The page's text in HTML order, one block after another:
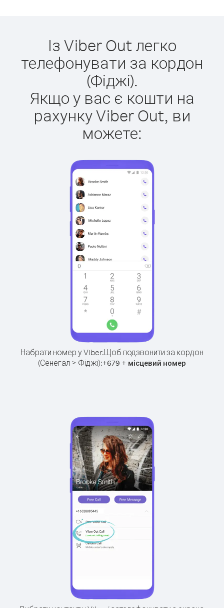
Із Viber Out легко
телефонувати за кордон
(Фіджі).
Якщо у вас є кошти на
рахунку Viber Out, ви
можете:
Набрати номер у Viber.Щоб подзвонити за кордон
(Сенегал > Фіджі):+679 + місцевий номер